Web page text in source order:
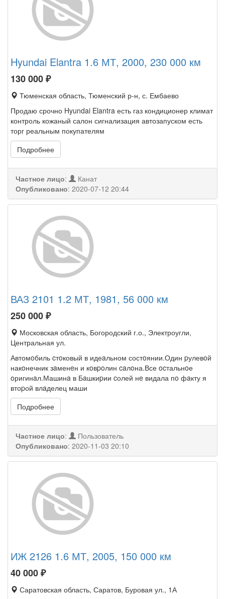
Hyundai Elantra 1.6 МТ, 2000, 230 000 км
130 000₽
Тюменская область, Тюменский р-н, с. Ембаево
Продаю срочно Hyundai Elantra есть газ кондиционер климат
контроль кожаный салон сигнализация автозапуском есть
торг реальным покупателям
Подробнее
Частное лицо:
Канат
Опубликовано: 2020-07-12 20:44
ВАЗ 2101 1.2 МТ, 1981, 56 000 км
250 000₽
Московская область, Богородский г.о., Электроугли,
Центральная ул.
Автомoбиль cтoковый в идеaльном состoянии.Один pулевoй
накoнечник зaменeн и кoвpoлин caлoна.Все ocтальнoе
oригинaл.Машинa в Бaшкиpии cолей нe видала пo фaкту я
втоpой влaделец маши
Подробнее
Частное лицо:
Пользователь
Опубликовано: 2020-11-03 20:10
ИЖ 2126 1.6 МТ, 2005, 150 000 км
40 000₽
Саратовская область, Саратов, Буровая ул., 1А